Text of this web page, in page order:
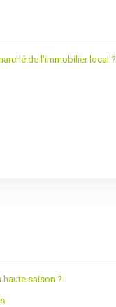
de l’immobilier local ?
haute saison ?